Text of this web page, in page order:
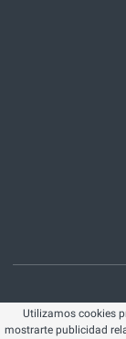
Utilizamos cookies
mostrarte publicidad